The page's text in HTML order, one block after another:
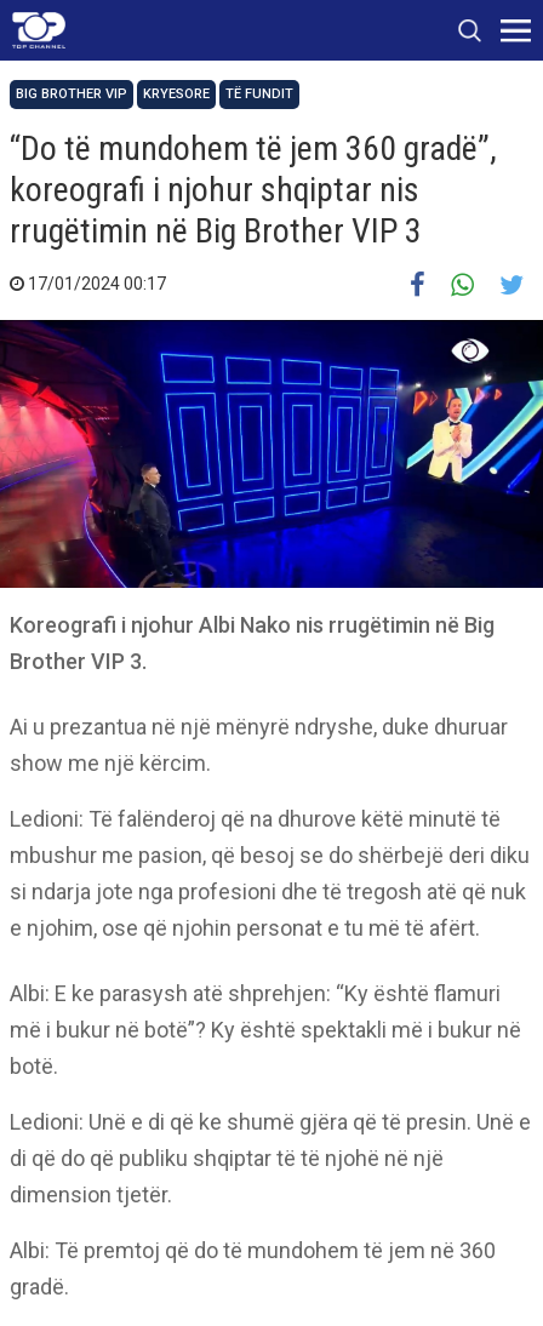
BIG BROTHER VIP KRYESORE TË FUNDIT
“Do të mundohem të jem 360 gradë”,
koreografi i njohur shqiptar nis
rrugëtimin në Big Brother VIP 3
17/01/2024 00:17
Koreografi i njohur Albi Nako nis rrugëtimin në Big
Brother VIP 3.
Ai u prezantua në një mënyrë ndryshe, duke dhuruar
show me një kërcim.
Ledioni: Të falënderoj që na dhurove këtë minutë të
mbushur me pasion, që besoj se do shërbejë deri diku
si ndarja jote nga profesioni dhe të tregosh atë që nuk
e njohim, ose që njohin personat e tu më të afërt.
Albi: E ke parasysh atë shprehjen: “Ky është flamuri
më i bukur në botë”? Ky është spektakli më i bukur në
botë.
Ledioni: Unë e di që ke shumë gjëra që të presin. Unë e
di që do që publiku shqiptar të të njohë në një
dimension tjetër.
Albi: Të premtoj që do të mundohem të jem në 360
gradë.